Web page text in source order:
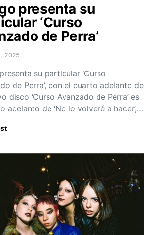
presenta su
‘Curso
de Perra’
2025
su particular ‘Curso
de Perra’, con el cuarto adelanto de
disco ‘Curso Avanzado de Perra’ es
adelanto de ‘No lo volveré a hacer’,…